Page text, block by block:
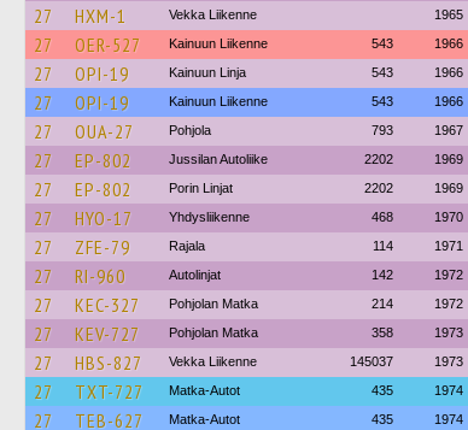
27 HXM-1 Vekka Liikenne 1965
27 OER-527 Kainuun Liikenne 543 1966
27 OPI-19 Kainuun Linja 543 1966
27 OPI-19 Kainuun Liikenne 543 1966
27 OUA-27 Pohjola 793 1967
27 EP-802 Jussilan Autoliike 2202 1969
27 EP-802 Porin Linjat 2202 1969
27 HYO-17 Yhdysliikenne 468 1970
27 ZFE-79 Rajala 114 1971
27 RI-960 Autolinjat 142 1972
27 KEC-327 Pohjolan Matka 214 1972
27 KEV-727 Pohjolan Matka 358 1973
27 HBS-827 Vekka Liikenne 145037 1973
27 TXT-727 Matka-Autot 435 1974
27 TEB-627 Matka-Autot 435 1974